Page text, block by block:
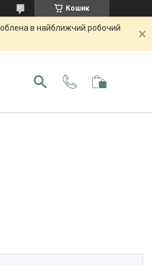
Кошик
в найближчий робочий